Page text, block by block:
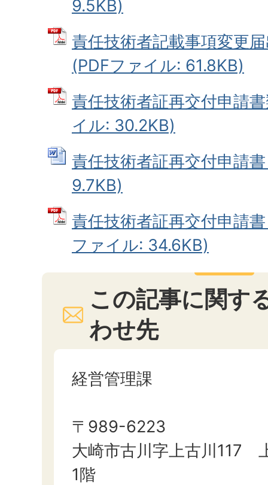
9.5KB)
責任技術者記載事項変更
(PDFファイル: 61.8KB)
責任技術者証再交付申請
イル: 30.2KB)
責任技術者証再交付申請
9.7KB)
責任技術者証再交付申請
ファイル: 34.6KB)
この記事に関す
わせ先
経営管理課
〒989-6223
大崎市古川字上古川117
1階